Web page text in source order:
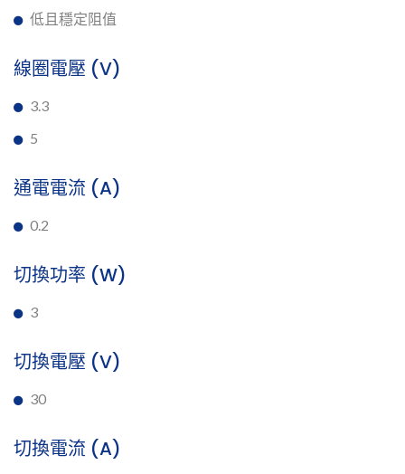
低且穩定阻值
線圈電壓 (V)
3.3
5
通電電流 (A)
0.2
切換功率 (W)
3
切換電壓 (V)
30
切換電流 (A)